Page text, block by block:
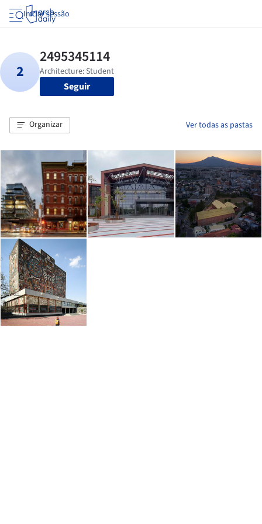
Iniciar sessão
Seguir
Organizar Ver todas as pastas